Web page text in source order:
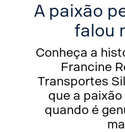
A paixão
falou
Conheça a
Francine
Transportes
que a
quando é